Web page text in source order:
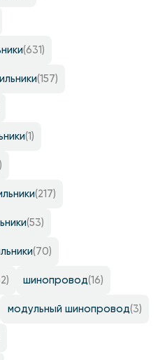
(631)
(157)
(1)
(217)
(53)
(70)
шинопровод(16)
модульный шинопровод(3)